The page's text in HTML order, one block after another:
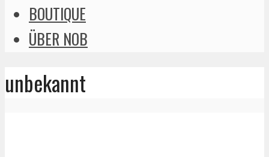
BOUTIQUE
ÜBER NOB
unbekannt